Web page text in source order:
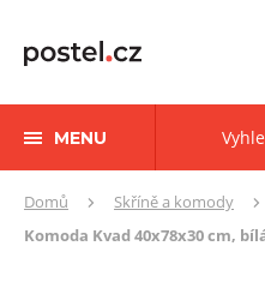
MENU
ZdeDomů Skříně a komody
Komoda Kvad 40x78x30 cm,